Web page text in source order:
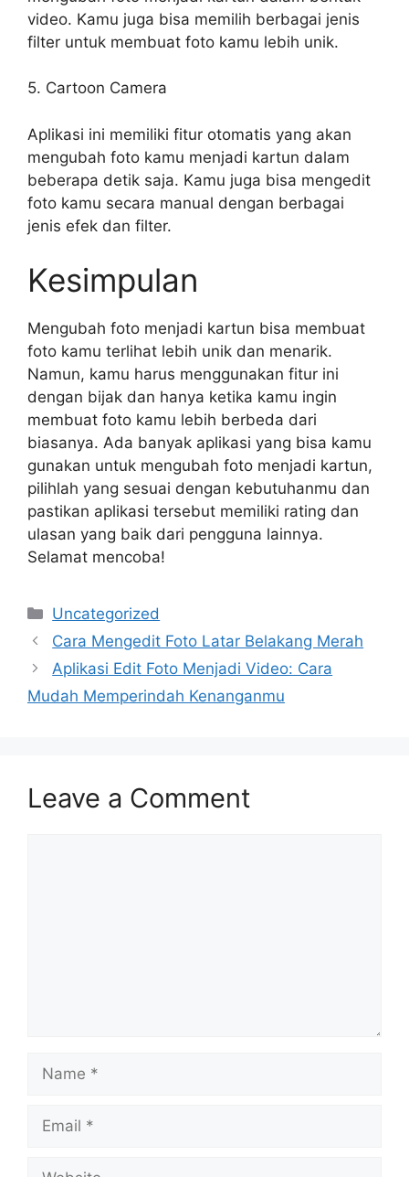
video. Kamu juga bisa memilih berbagai jenis
filter untuk membuat foto kamu lebih unik.
5. Cartoon Camera
Aplikasi ini memiliki fitur otomatis yang akan
mengubah foto kamu menjadi kartun dalam
beberapa detik saja. Kamu juga bisa mengedit
foto kamu secara manual dengan berbagai
jenis efek dan filter.
Kesimpulan
Mengubah foto menjadi kartun bisa membuat
foto kamu terlihat lebih unik dan menarik.
Namun, kamu harus menggunakan fitur ini
dengan bijak dan hanya ketika kamu ingin
membuat foto kamu lebih berbeda dari
biasanya. Ada banyak aplikasi yang bisa kamu
gunakan untuk mengubah foto menjadi kartun,
pilihlah yang sesuai dengan kebutuhanmu dan
pastikan aplikasi tersebut memiliki rating dan
ulasan yang baik dari pengguna lainnya.
Selamat mencoba!
Categories
Uncategorized
Cara Mengedit Foto Latar Belakang Merah
Aplikasi Edit Foto Menjadi Video: Cara
Mudah Memperindah Kenanganmu
Leave a Comment
Name
Email
Website